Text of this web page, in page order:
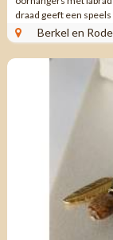
draad geeft een
beweging ...
Berkel en